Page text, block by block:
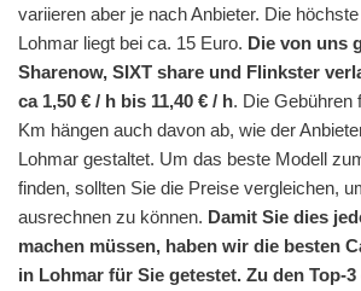
variieren aber je nach Anbieter. Die
Lohmar liegt bei ca. 15 Euro. Die von uns
Sharenow, SIXT share und Flinkster
ca 1,50 € / h bis 11,40 € / h. Die Gebühren
Km hängen auch davon ab, wie der
Lohmar gestaltet. Um das beste Modell
finden, sollten Sie die Preise vergleichen,
ausrechnen zu können. Damit Sie dies
machen müssen, haben wir die besten
in Lohmar für Sie getestet. Zu den Top-